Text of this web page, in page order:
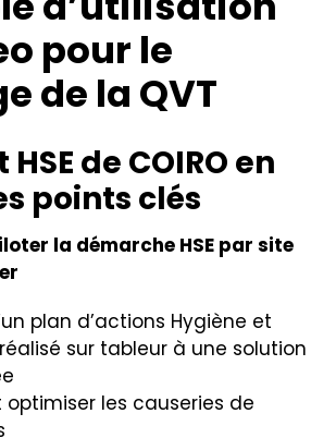
pour le
de la QVT
de COIRO en
points clés
la démarche HSE par site
plan d’actions Hygiène et
sur tableur à une solution
optimiser les causeries de